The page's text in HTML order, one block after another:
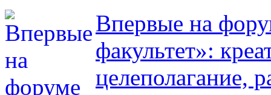
Впервые на
факультет»:
целеполагание,